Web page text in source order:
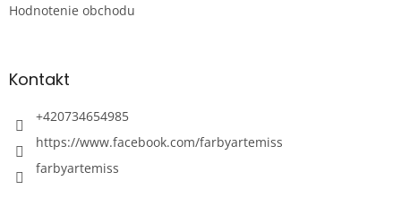
Hodnotenie obchodu
Kontakt
+420734654985
https://www.facebook.com/farbyartemiss
farbyartemiss